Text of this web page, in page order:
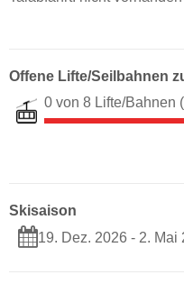
Offene Lifte/Seilbahnen
0 von 8 Lifte/Bahnen
Skisaison
19. Dez. 2026 - 2. Mai